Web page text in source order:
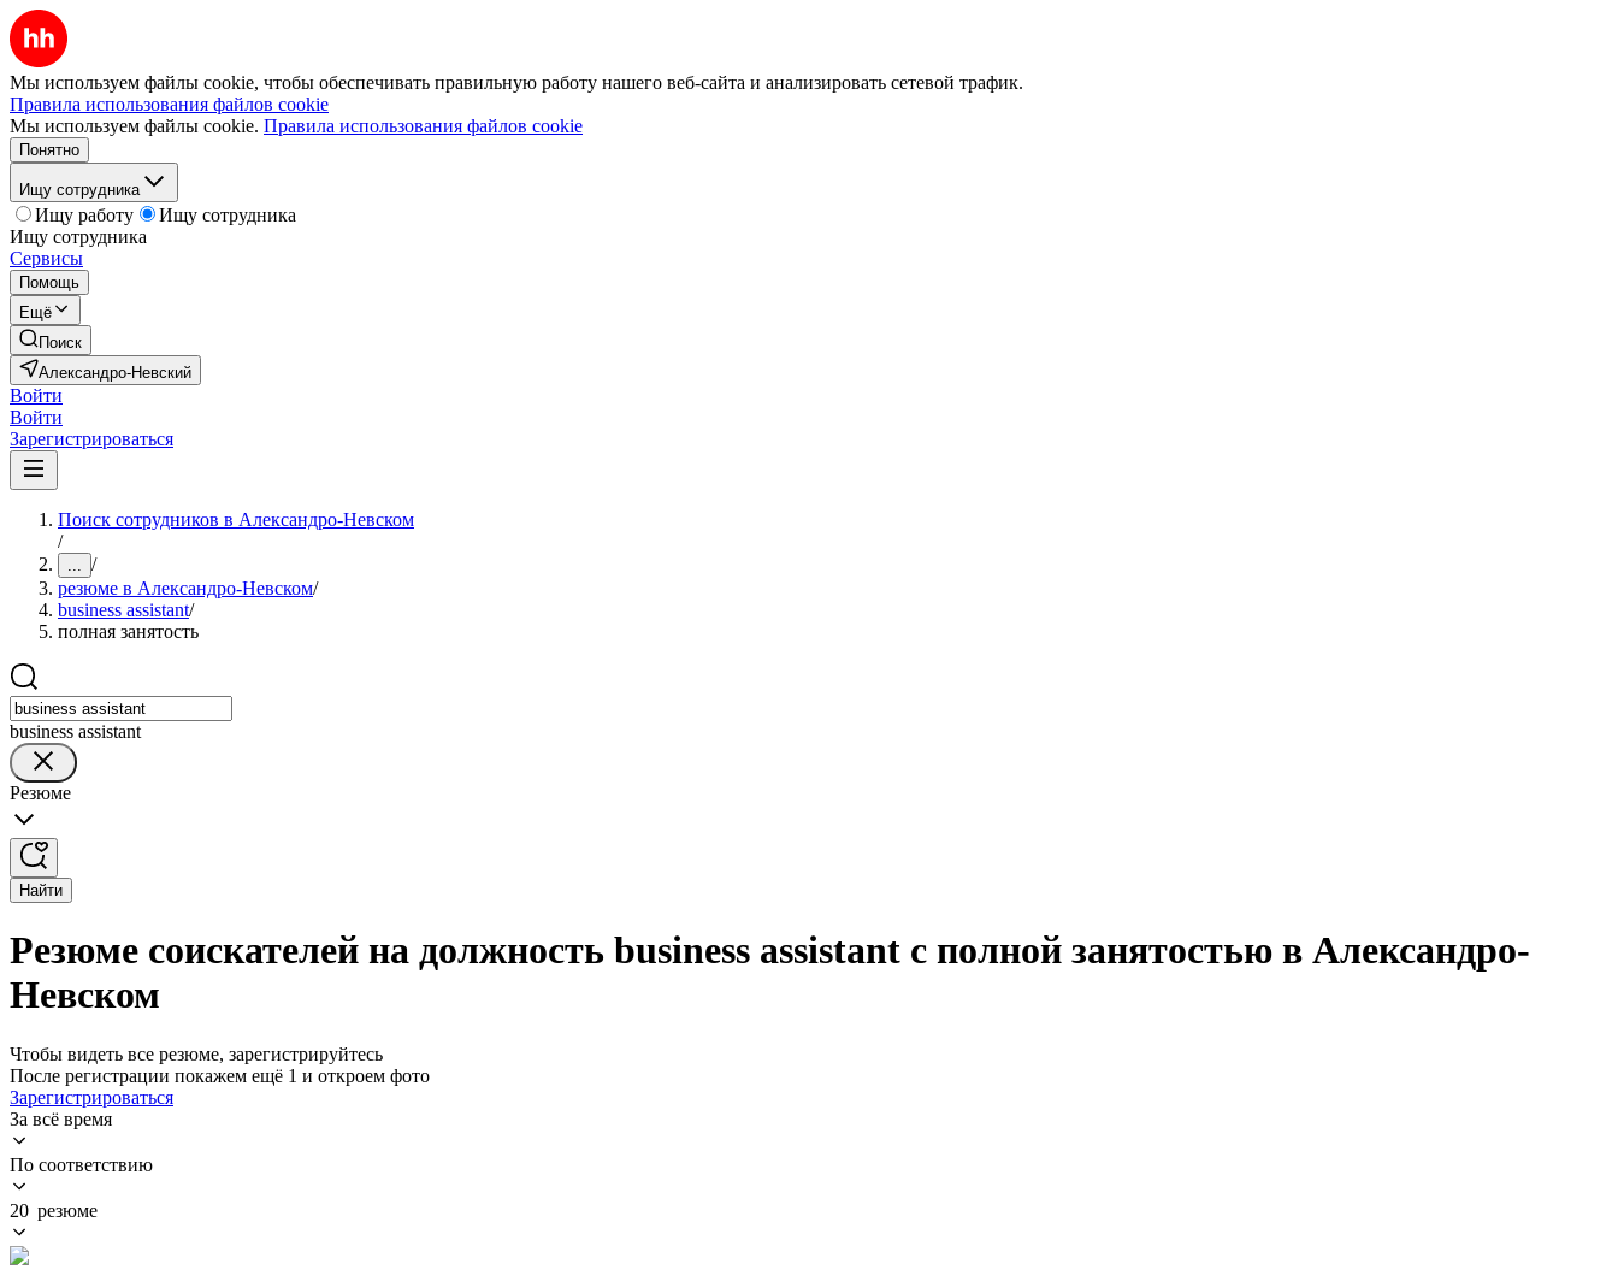
Мы используем файлы cookie, чтобы обеспечивать правильную работу нашего веб-сайта и анализировать сетевой трафик.
Правила использования файлов cookie
Мы используем файлы cookie. Правила использования файлов cookie
Понятно
Ищу сотрудника
Ищу работу
Ищу сотрудника
Ищу сотрудника
Сервисы
Помощь
Ещё
Поиск
Александро-Невский
Войти
Войти
Зарегистрироваться
Поиск сотрудников в Александро-Невском
/
... /
резюме в Александро-Невском/
business assistant/
полная занятость
business assistant
Резюме
Найти
Резюме соискателей на должность business assistant с полной занятостью в Александро-
Невском
Чтобы видеть все резюме, зарегистрируйтесь
После регистрации покажем ещё 1 и откроем фото
Зарегистрироваться
За всё время
По соответствию
20 резюме